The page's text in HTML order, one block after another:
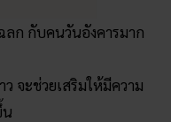
ลก กับคนวันอังคารมาก
จะช่วยเสริมให้มีความ